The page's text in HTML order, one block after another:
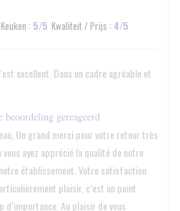
Keuken : 5/5 Kwaliteit / Prijs : 4/5
excellent. Dans un cadre agréable et
beoordeling gereageerd
Un grand merci pour votre retour très
ayez apprécié la qualité de notre
établissement. Votre satisfaction
plaisir, c’est un point
d’importance. Au plaisir de vous